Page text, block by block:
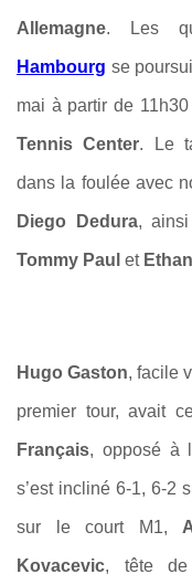
Allemagne. Les
Hambourg se
mai à partir de
Tennis Center. Le
dans la foulée avec
Diego Dedura, ainsi
Tommy Paul et
Hugo Gaston, facile
premier tour, avait
Français, opposé à
s’est incliné 6-1, 6-2
sur le court M1,
Kovacevic, tête de